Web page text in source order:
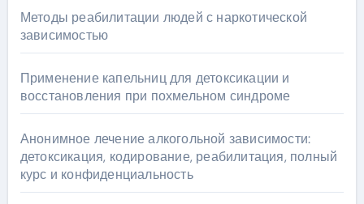
Методы реабилитации людей с наркотической
зависимостью
Применение капельниц для детоксикации и
восстановления при похмельном синдроме
Анонимное лечение алкогольной зависимости:
детоксикация, кодирование, реабилитация, полный
курс и конфиденциальность